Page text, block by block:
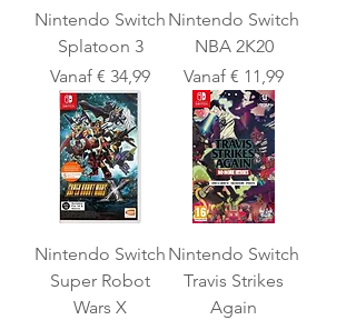
Nintendo Switch
Splatoon 3
Vanaf € 34,99
Verkoopprijs
Nintendo Switch
NBA 2K20
Vanaf € 11,99
Verkoopprijs
Nintendo Switch
Super Robot
Wars X
Nintendo Switch
Travis Strikes
Again